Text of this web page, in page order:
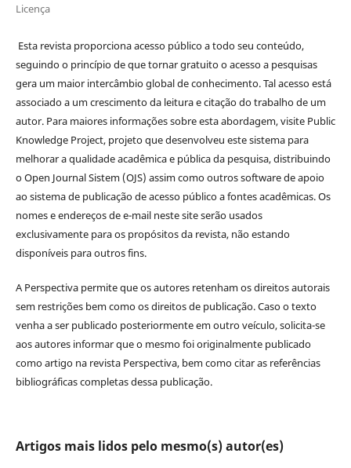
Licença
Esta revista proporciona acesso público a todo seu conteúdo,
seguindo o princípio de que tornar gratuito o acesso a pesquisas
gera um maior intercâmbio global de conhecimento. Tal acesso está
associado a um crescimento da leitura e citação do trabalho de um
autor. Para maiores informações sobre esta abordagem, visite Public
Knowledge Project, projeto que desenvolveu este sistema para
melhorar a qualidade acadêmica e pública da pesquisa, distribuindo
o Open Journal Sistem (OJS) assim como outros software de apoio
ao sistema de publicação de acesso público a fontes acadêmicas. Os
nomes e endereços de e-mail neste site serão usados
exclusivamente para os propósitos da revista, não estando
disponíveis para outros fins.
A Perspectiva permite que os autores retenham os direitos autorais
sem restrições bem como os direitos de publicação. Caso o texto
venha a ser publicado posteriormente em outro veículo, solicita-se
aos autores informar que o mesmo foi originalmente publicado
como artigo na revista Perspectiva, bem como citar as referências
bibliográficas completas dessa publicação.
Artigos mais lidos pelo mesmo(s) autor(es)